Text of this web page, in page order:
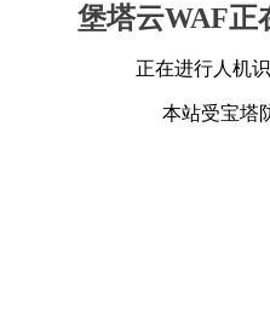
堡塔云WAF正
正在进行人机
本站受宝塔